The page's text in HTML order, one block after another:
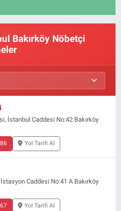
Bakırköy Nöbetçi
İstanbul Caddesi No:42 Bakırköy
Yol Tarifi Al
Caddesi No:41 A Bakırköy
Yol Tarifi Al